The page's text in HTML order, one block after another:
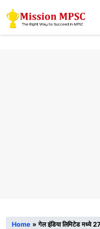
Skip
to
Home »गेल इंडिया लिमिटेड मध्ये